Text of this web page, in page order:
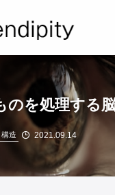
のを処理する
構造 2021.09.14